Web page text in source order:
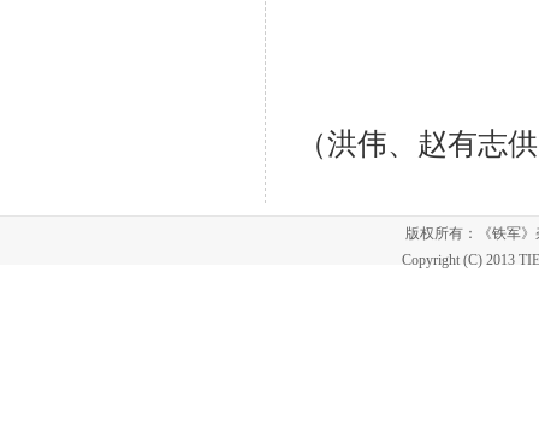
（洪伟、 赵有志供
版权所有：《铁军
Copyright (C) 2013